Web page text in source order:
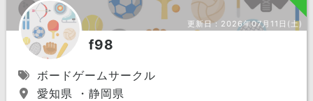
更新日： 2026年07月11日(土)
f98
ボードゲームサークル
愛知県 ・静岡県